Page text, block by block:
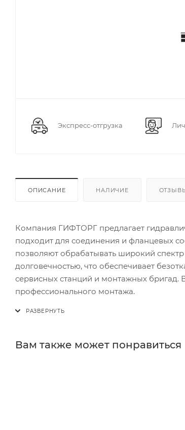
Экспресс-отгрузка
ОПИСАНИЕ НАЛИЧИЕ
Компания ГИФТОРГ предлагает
подходит для соединения и фланцевых
позволяют обрабатывать широкий
долговечностью, что обеспечивает
сервисных станций и монтажных бригад.
профессионального монтажа.
Вам также может понравиться